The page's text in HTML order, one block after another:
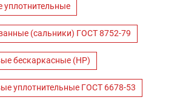
уплотнительные
(сальники) ГОСТ 8752-79
бескаркасные (НР)
уплотнительные ГОСТ 6678-53